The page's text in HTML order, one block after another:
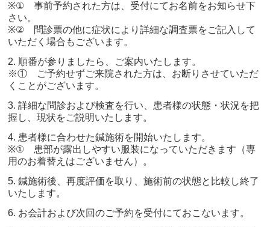
※① 事前予約された方は、受付にてお名前をお知らせ下
さい。
※② 問診票の他に症状により詳細な調査票をご記入して
いただく場合もございます。
2. 順番が参りましたら、ご案内いたします。
※① ご予約せずご来院された方は、お断りさせていただ
くことがございます。
3. 詳細な問診および検査を行い、患者様の状態・状況を把
握し、現状をご説明いたします。
4. 患者様に合わせた鍼施術を開始いたします。
※① 患部が露出しやすい服装になっていただきます（専
用のお着替えはございません）。
5. 鍼施術後、再度評価を取り、施術前の状態と比較し終了
いたします。
6. お会計および次回のご予約を受付にておこないます。